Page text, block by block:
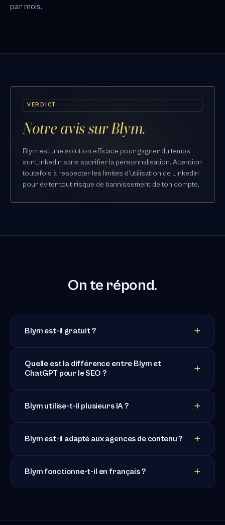
par mois.
VERDICT
Notre avis sur Blym.
Blym est une solution efficace pour gagner du temps
sur LinkedIn sans sacrifier la personnalisation. Attention
toutefois à respecter les limites d'utilisation de LinkedIn
pour éviter tout risque de bannissement de ton compte.
On te répond.
Blym est-il gratuit ?
Quelle est la différence entre Blym et
ChatGPT pour le SEO ?
Blym utilise-t-il plusieurs IA ?
Blym est-il adapté aux agences de contenu ?
Blym fonctionne-t-il en français ?